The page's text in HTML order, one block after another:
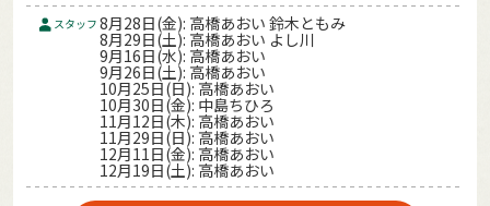
スタッフ 8月28日(金): 高橋あおい 鈴木ともみ
8月29日(土): 高橋あおい よし川
9月16日(水): 高橋あおい
9月26日(土): 高橋あおい
10月25日(日): 高橋あおい
10月30日(金): 中島ちひろ
11月12日(木): 高橋あおい
11月29日(日): 高橋あおい
12月11日(金): 高橋あおい
12月19日(土): 高橋あおい